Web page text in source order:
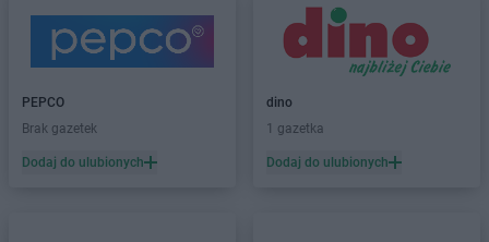
PEPCO
Brak gazetek
Dodaj do ulubionych
dino
1 gazetka
Dodaj do ulubionych